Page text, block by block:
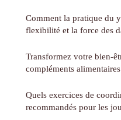
Comment la pratique du
flexibilité et la force des
Transformez votre bien-
compléments alimentaires
Quels exercices de
recommandés pour les